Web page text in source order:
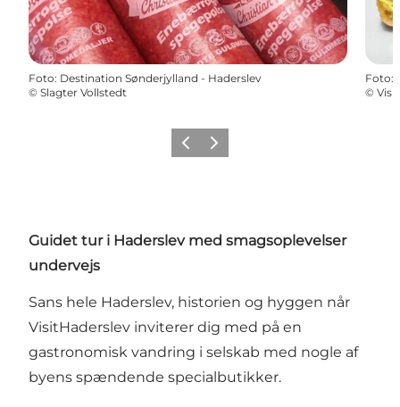
Foto: Destination Sønderjylland - Haderslev
© Slagter Vollstedt
Foto:
©
ForrigeNæste
Guidet tur i Haderslev med smagsoplevelser
undervejs
Sans hele Haderslev, historien og hyggen når
VisitHaderslev inviterer dig med på en
gastronomisk vandring i selskab med nogle af
byens spændende specialbutikker.